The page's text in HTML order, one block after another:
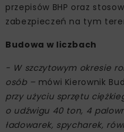
przepisów BHP oraz
zabezpieczeń na tym
Budowa w liczbach
- W szczytowym okresie
osób – mówi Kierownik
przy użyciu sprzętu
o udźwigu 40 ton, 4
ładowarek, spycharek,